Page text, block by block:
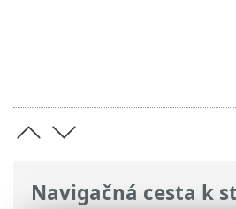
Navigačná cesta k